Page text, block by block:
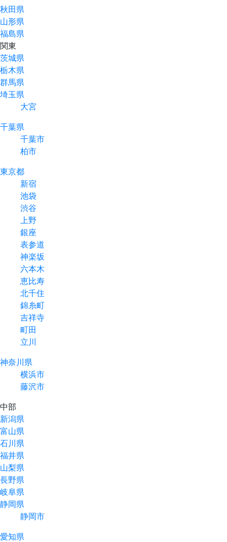
秋田県
山形県
福島県
関東
茨城県
栃木県
群馬県
埼玉県
大宮
千葉県
千葉市
柏市
東京都
新宿
池袋
渋谷
上野
銀座
表参道
神楽坂
六本木
恵比寿
北千住
錦糸町
吉祥寺
町田
立川
神奈川県
横浜市
藤沢市
中部
新潟県
富山県
石川県
福井県
山梨県
長野県
岐阜県
静岡県
静岡市
愛知県